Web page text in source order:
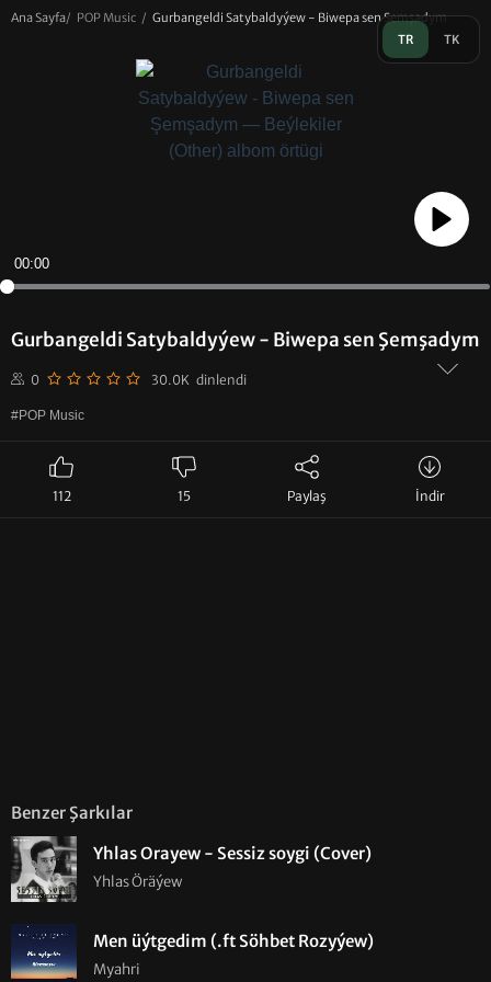
TR TK
Ana Sayfa/ POP Music / Gurbangeldi Satybaldyýew - Biwepa sen Şemşadym
Gurbangeldi Satybaldyýew - Biwepa sen Şemşadym
0 30.0K dinlendi
#POP Music
112 15 Paylaş İndir
Benzer Şarkılar
Yhlas Orayew - Sessiz soygi (Cover)
Yhlas Öräýew
Men üýtgedim (.ft Söhbet Rozyýew)
Myahri
Play
00:00